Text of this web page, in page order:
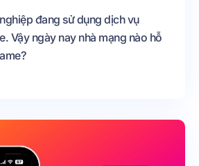
đang sử dụng dịch vụ
Vậy ngày nay nhà mạng nào hỗ